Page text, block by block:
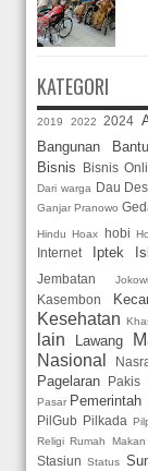
KATEGORI
2019 2022 2024
Bangunan
Bisnis Bisnis
Dari warga Dau
Ganjar Pranowo
Hindu Hoax hobi
Internet Iptek
Jembatan
Jokowi
Kasembon
Kesehatan
lain
Lawang
Nasional
Pagelaran Pakis
Pasar Pemerintah
PilGub Pilkada
Religi Rumah Makan
Stasiun Status